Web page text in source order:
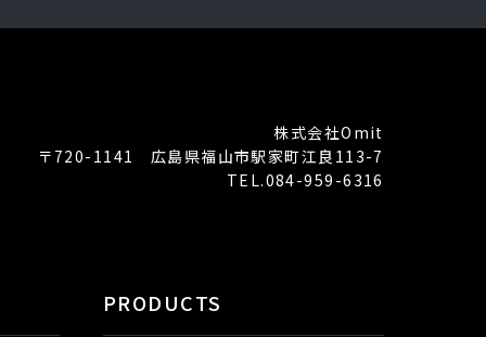
株式会社Omit
〒720-1141 広島県福山市駅家町江良113-7
TEL.084-959-6316
PRODUCTS